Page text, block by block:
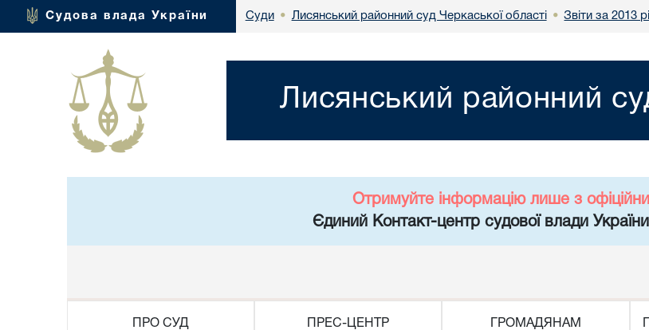
Судова влада України Суди • Лисянський районний суд Черкаської області • Звіти за 2013
Лисянський районний
Отримуйте інформацію лише з
Єдиний Контакт-центр судової влади
ПРО СУД ПРЕС-ЦЕНТР ГРОМАДЯНАМ